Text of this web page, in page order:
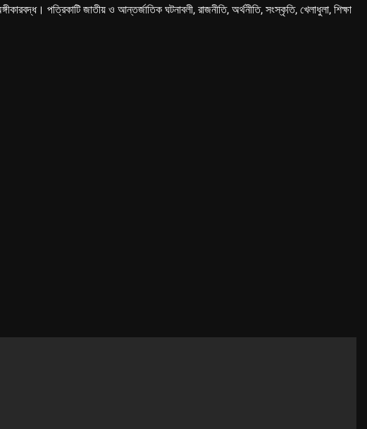
পত্রিকাটি জাতীয় ও আন্তর্জাতিক ঘটনাবলী, রাজনীতি, অর্থনীতি, সংস্কৃতি, খেলাধুলা, শিক্ষা